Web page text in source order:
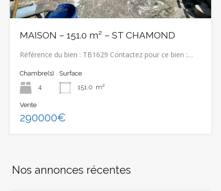
MAISON – 151.0 m² – ST CHAMOND
Référence du bien : TB1629 Contactez pour ce bien :…
Chambre(s)
4
Surface
151.0 m²
Vente
290000€
Nos annonces récentes